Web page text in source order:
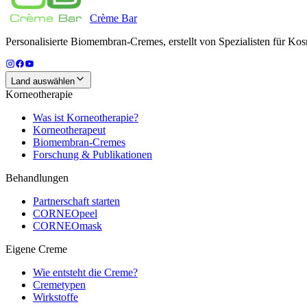
Crème Bar
Personalisierte Biomembran-Cremes, erstellt von Spezialisten für
Land auswählen
Korneotherapie
Was ist Korneotherapie?
Korneotherapeut
Biomembran-Cremes
Forschung & Publikationen
Behandlungen
Partnerschaft starten
CORNEOpeel
CORNEOmask
Eigene Creme
Wie entsteht die Creme?
Cremetypen
Wirkstoffe